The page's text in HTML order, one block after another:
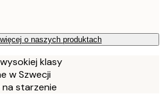
o naszych produktach
klasy
w Szwecji
starzenie